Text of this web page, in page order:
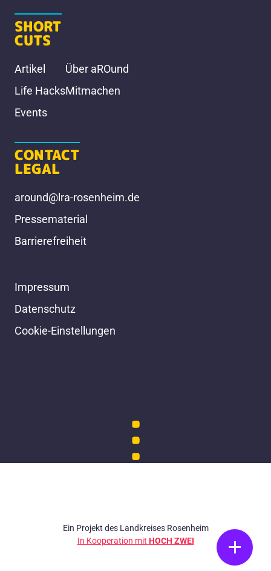
SHORT
CUTS
Artikel
Life Hacks
Events
Über aROund
Mitmachen
CONTACT
LEGAL
around@lra-rosenheim.de
Pressematerial
Barrierefreiheit
Impressum
Datenschutz
Cookie-Einstellungen
Ein Projekt des Landkreises Rosenheim
In Kooperation mit HOCH ZWEI